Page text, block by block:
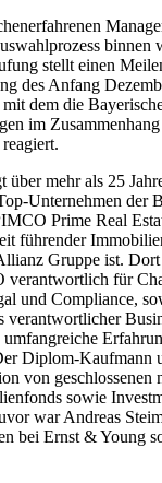
binnen
stellt einen
des Anfang
mit dem die
im
über mehr als 25
Unternehmen der
Prime Real
führender
Gruppe ist. Dort
verantwortlich für
und Compliance,
verantwortlicher
umfangreiche
Diplom-Kaufmann
von geschlossenen
sowie
war Andreas
bei Ernst & Young